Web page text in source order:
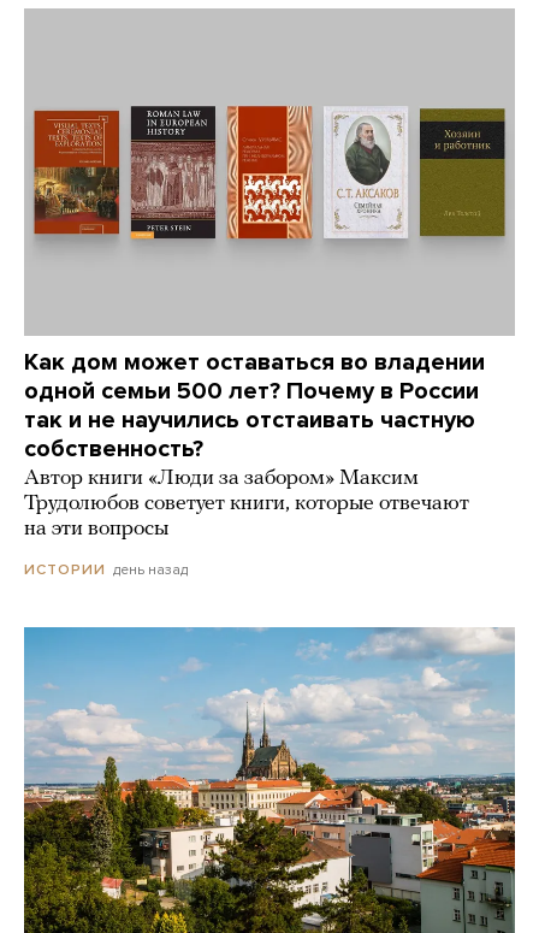
Как дом может оставаться во владении
одной семьи 500 лет? Почему в России
так и не научились отстаивать частную
собственность?
Автор книги «Люди за забором» Максим
Трудолюбов советует книги, которые отвечают
на эти вопросы
ИСТОРИИ день назад